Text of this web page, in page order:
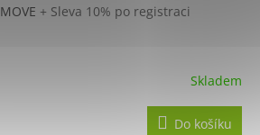
+ Sleva 10% po registraci
Skladem
Do košíku